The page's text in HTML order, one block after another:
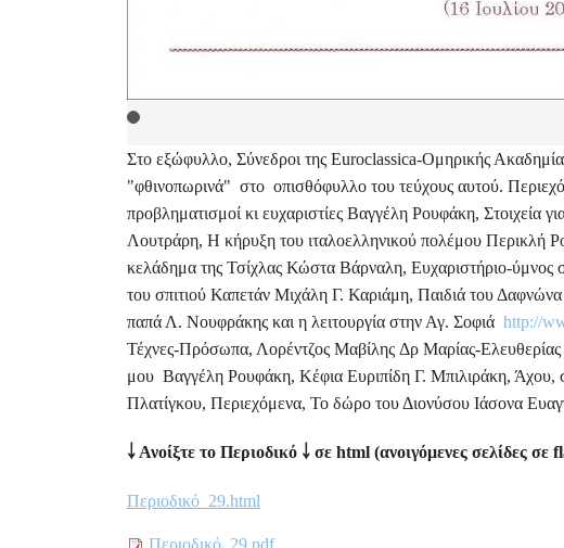
Στο εξώφυλλο, Σύνεδροι της Euroclassica-Ομηρικής
"φθινοπωρινά" στο οπισθόφυλλο του τεύχους αυτού.
προβληματισμοί κι ευχαριστίες Βαγγέλη Ρουφάκη,
Λουτράρη, Η κήρυξη του ιταλοελληνικού πολέμου Περικλή
κελάδημα της Τσίχλας Κώστα Βάρναλη, Ευχαριστήριο-
του σπιτιού Καπετάν Μιχάλη Γ. Καριάμη, Παιδιά του
παπά Λ. Νουφράκης και η λειτουργία στην Αγ. Σοφιά http://
Τέχνες-Πρόσωπα, Λορέντζος Μαβίλης Δρ Μαρίας-
μου Βαγγέλη Ρουφάκη, Κέφια Ευριπίδη Γ. Μπιλιράκη, Άχου,
Πλατίγκου, Περιεχόμενα, Το δώρο του Διονύσου Ιάσονα
￬ Ανοίξτε το Περιοδικό ￬ σε html (ανοιγόμενες σελίδες
Περιοδικό_29.html